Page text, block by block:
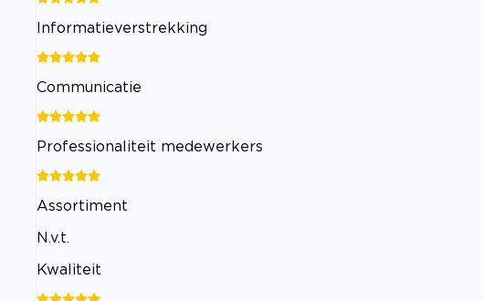
Informatieverstrekking
Communicatie
Professionaliteit medewerkers
Assortiment
N.v.t.
Kwaliteit